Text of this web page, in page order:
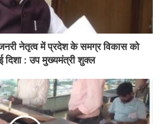
नेतृत्व में प्रदेश के समग्र विकास को
दिशा : उप मुख्यमंत्री शुक्ल